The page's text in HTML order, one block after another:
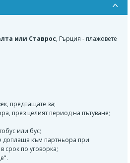
или Ставрос, Гърция - плажовете
предпащате за;
през целият период на пътуване;
или бус;
доплаща към партньора при
срок по уговорка;